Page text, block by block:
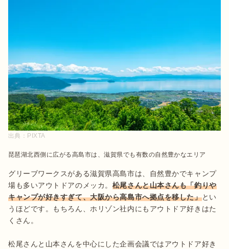
出典： PIXTA
琵琶湖北西側に広がる高島市は、滋賀県でも有数の自然豊かなエリア
グリーブワークスがある滋賀県高島市は、自然豊かでキャンプ
場も多いアウトドアのメッカ。 松尾さんと山本さんも「釣りや
キャンプが好きすぎて、大阪から高島市へ拠点を移した」とい
うほどです。もちろん、ホリゾン社内にもアウトドア好きはた
くさん。
松尾さんと山本さんを中心にした企画会議ではアウトドア好き